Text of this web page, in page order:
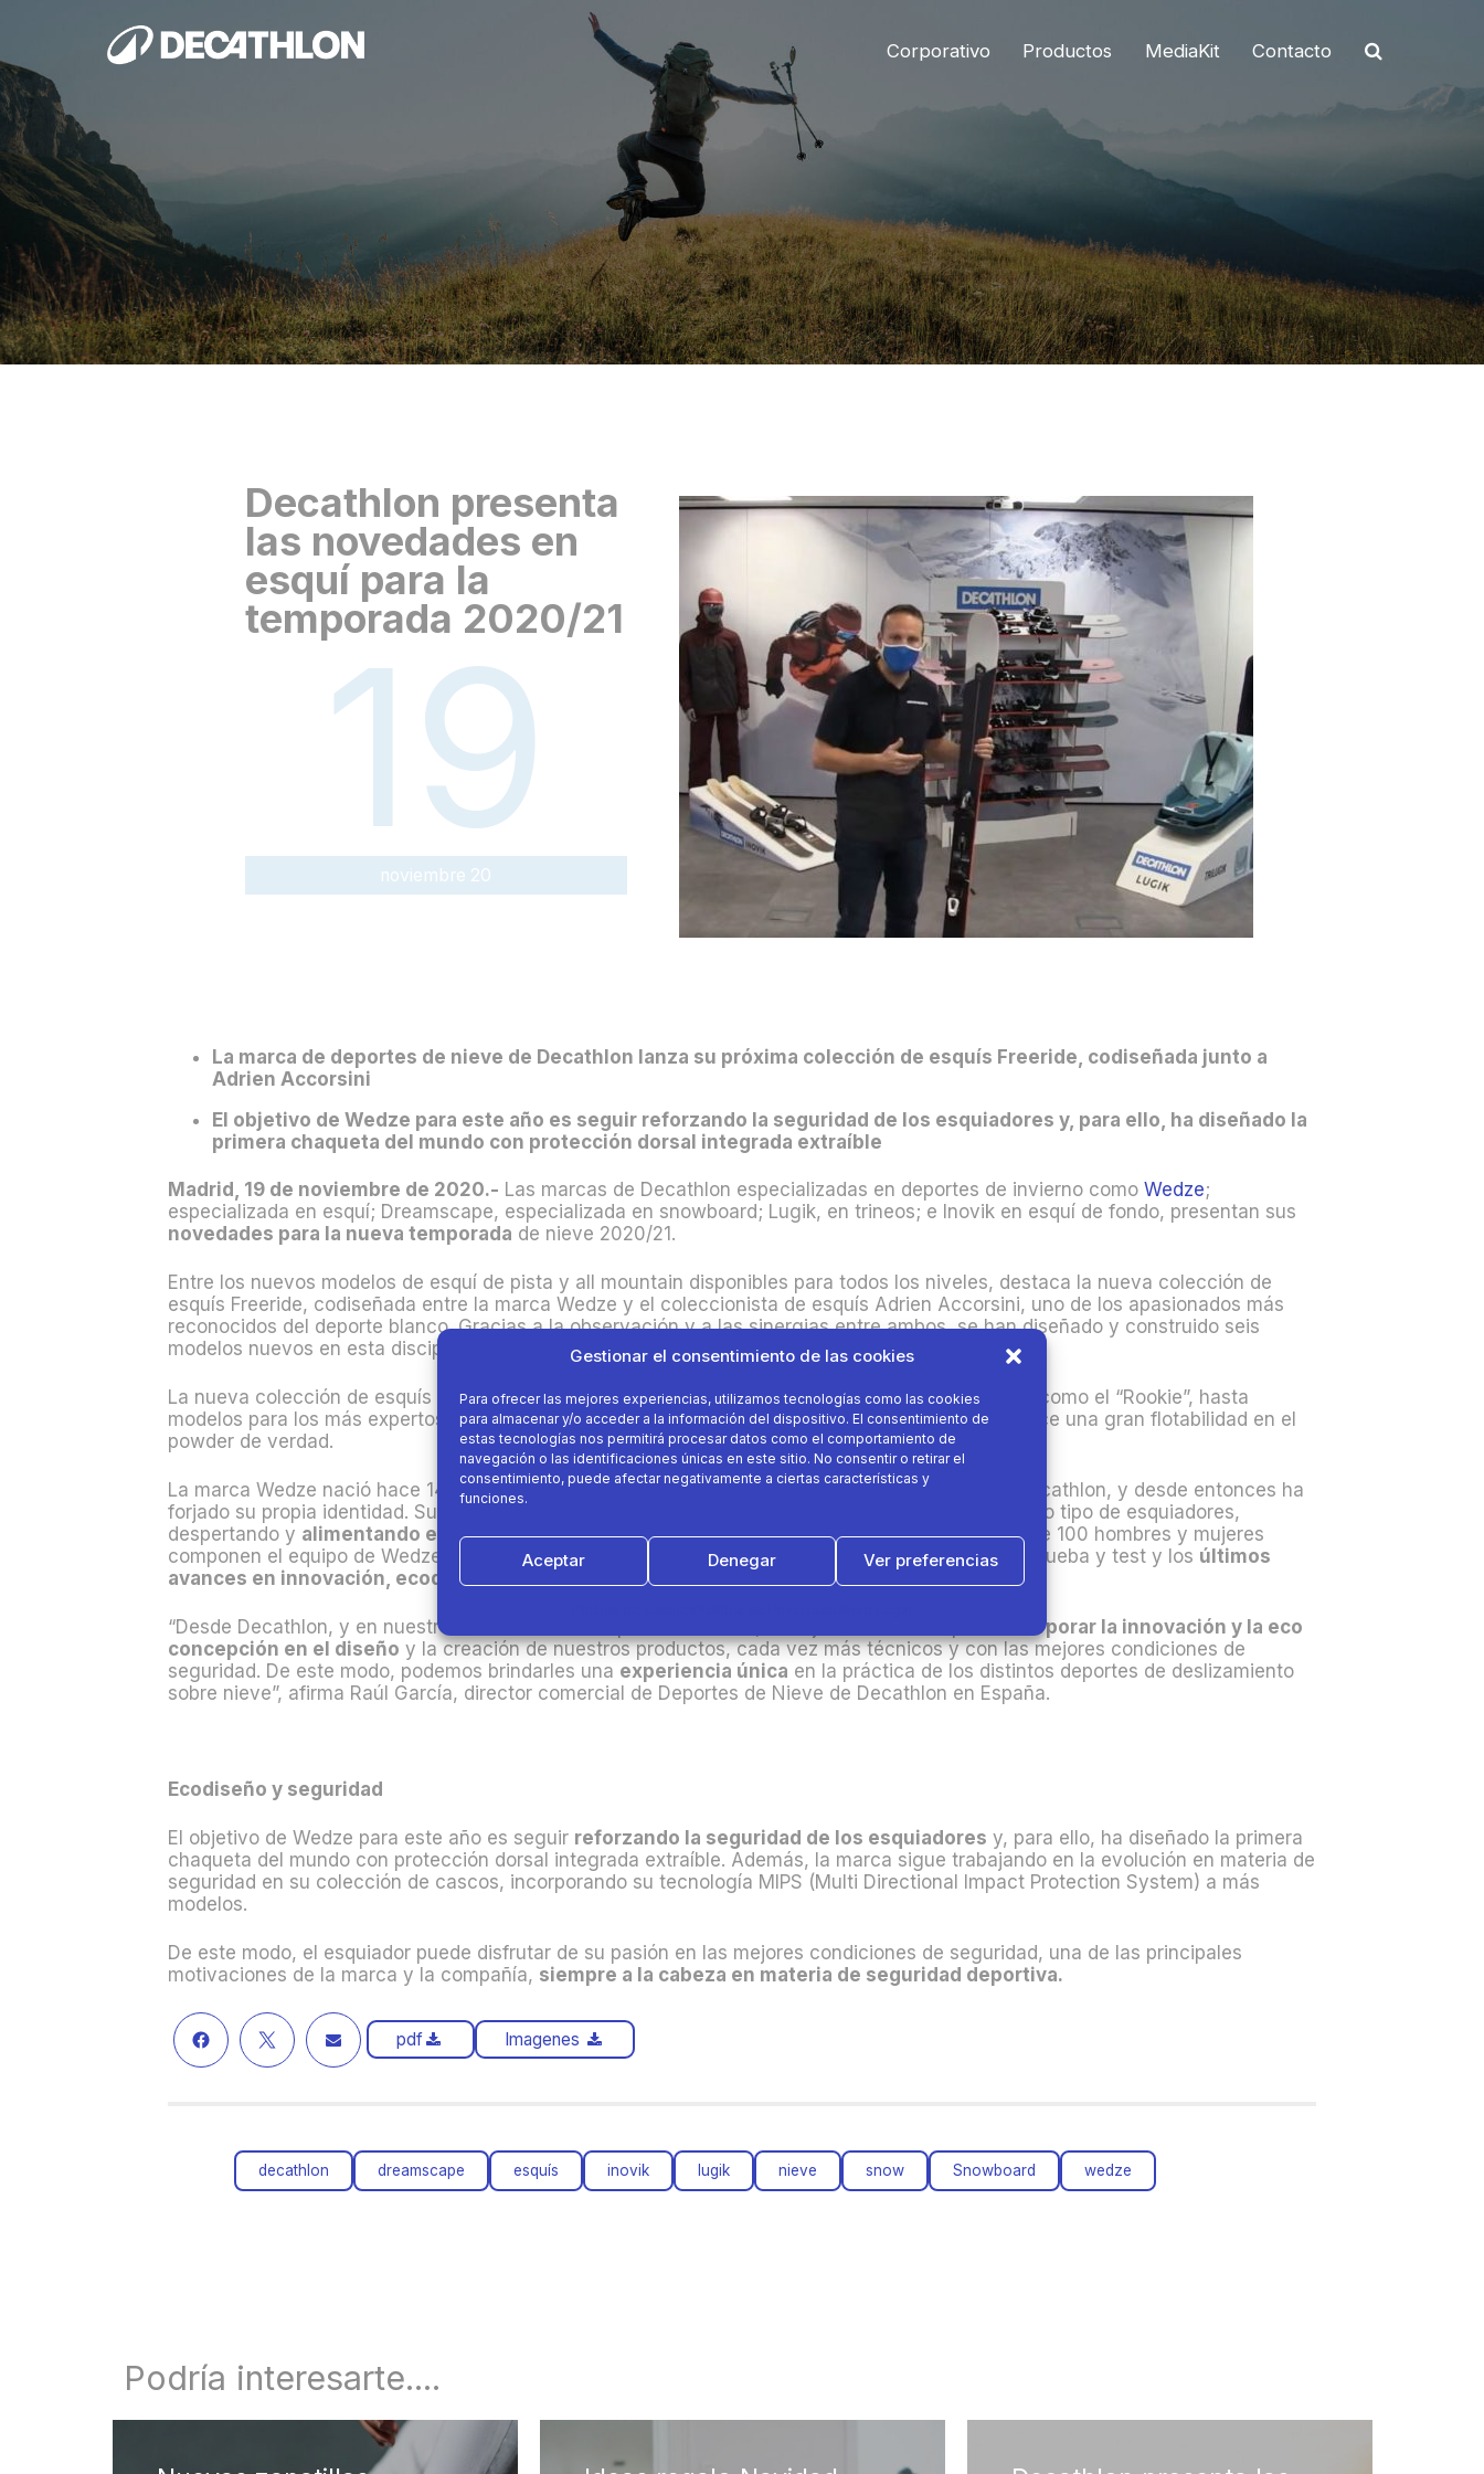
Gestionar el consentimiento de las cookies
Para ofrecer las mejores experiencias, utilizamos tecnologías como las cookies
para almacenar y/o acceder a la información del dispositivo. El consentimiento de
estas tecnologías nos permitirá procesar datos como el comportamiento de
navegación o las identificaciones únicas en este sitio. No consentir o retirar el
consentimiento, puede afectar negativamente a ciertas características y
funciones.
Aceptar Denegar Ver preferencias
Corporativo Productos MediaKit Contacto
Decathlon presenta
las novedades en
esquí para la
temporada 2020/21
19
noviembre 20
La marca de deportes de nieve de Decathlon lanza su próxima colección de esquís Freeride, codiseñada junto a
Adrien Accorsini
El objetivo de Wedze para este año es seguir reforzando la seguridad de los esquiadores y, para ello, ha diseñado la
primera chaqueta del mundo con protección dorsal integrada extraíble
Madrid, 19 de noviembre de 2020.- Las marcas de Decathlon especializadas en deportes de invierno como Wedze;
especializada en esquí; Dreamscape, especializada en snowboard; Lugik, en trineos; e Inovik en esquí de fondo, presentan sus
novedades para la nueva temporada de nieve 2020/21.
Entre los nuevos modelos de esquí de pista y all mountain disponibles para todos los niveles, destaca la nueva colección de
esquís Freeride, codiseñada entre la marca Wedze y el coleccionista de esquís Adrien Accorsini, uno de los apasionados más
reconocidos del deporte blanco. Gracias a la observación y a las sinergias entre ambos, se han diseñado y construido seis
modelos nuevos en esta disciplina, de los cuales, dos son específicos para mujer.
La nueva colección de esquís es muy diversa desde aquellos que quieran iniciarse en el Freeride, como el “Rookie”, hasta
modelos para los más expertos, con un esquí de 115 mm de patín, como el “Pow Chaser”, que ofrece una gran flotabilidad en el
powder de verdad.
La marca Wedze nació hace 14 años dentro de Quechua, la marca de deportes de montaña de Decathlon, y desde entonces ha
forjado su propia identidad. Su objetivo es acercar el placer del esquí para que sea accesible a todo tipo de esquiadores,
despertando y alimentando el interés por este deporte,independientemente de su nivel. Más de 100 hombres y mujeres
componen el equipo de Wedze, que trabaja desde la concepción y el desarrollo del producto, su prueba y test y los últimos
avances en innovación, ecodiseño y seguridad.
“Desde Decathlon, y en nuestro caso desde los deportes de nieve, trabajamos día a día para
incorporar la innovación y la eco
concepción en el diseño y la creación de nuestros productos, cada vez más técnicos y con las mejores condiciones de
seguridad. De este modo, podemos brindarles una experiencia única en la práctica de los distintos deportes de deslizamiento
sobre nieve”, afirma Raúl García, director comercial de Deportes de Nieve de Decathlon en España.
Ecodiseño y seguridad
El objetivo de Wedze para este año es seguir reforzando la seguridad de los esquiadores y, para ello, ha diseñado la primera
chaqueta del mundo con protección dorsal integrada extraíble. Además, la marca sigue trabajando en la evolución en materia de
seguridad en su colección de cascos, incorporando su tecnología MIPS (Multi Directional Impact Protection System) a más
modelos.
De este modo, el esquiador puede disfrutar de su pasión en las mejores condiciones de seguridad, una de las principales
motivaciones de la marca y la compañía, siempre a la cabeza en materia de seguridad deportiva.
pdf Imagenes
decathlon dreamscape esquís inovik lugik nieve snow Snowboard wedze
Podría interesarte....